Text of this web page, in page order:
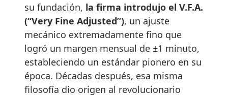
su fundación, la firma introdujo el V.F.A.
(“Very Fine Adjusted”), un ajuste
mecánico extremadamente fino que
logró un margen mensual de ±1 minuto,
estableciendo un estándar pionero en su
época. Décadas después, esa misma
filosofía dio origen al revolucionario